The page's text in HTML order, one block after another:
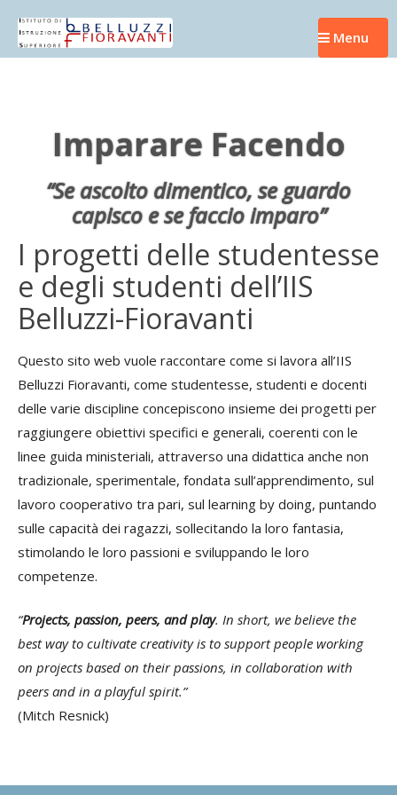
content
Menu
Imparare Facendo
“Se ascolto dimentico, se guardo
capisco e se faccio imparo”
I progetti delle studentesse
e degli studenti dell’IIS
Belluzzi-Fioravanti
Questo sito web vuole raccontare come si lavora all’IIS
Belluzzi Fioravanti, come studentesse, studenti e docenti
delle varie discipline concepiscono insieme dei progetti per
raggiungere obiettivi specifici e generali, coerenti con le
linee guida ministeriali, attraverso una didattica anche non
tradizionale, sperimentale, fondata sull’apprendimento, sul
lavoro cooperativo tra pari, sul learning by doing, puntando
sulle capacità dei ragazzi, sollecitando la loro fantasia,
stimolando le loro passioni e sviluppando le loro
competenze.
“Projects, passion, peers, and play. In short, we believe the
best way to cultivate creativity is to support people working
on projects based on their passions, in collaboration with
peers and in a playful spirit.”
(Mitch Resnick)